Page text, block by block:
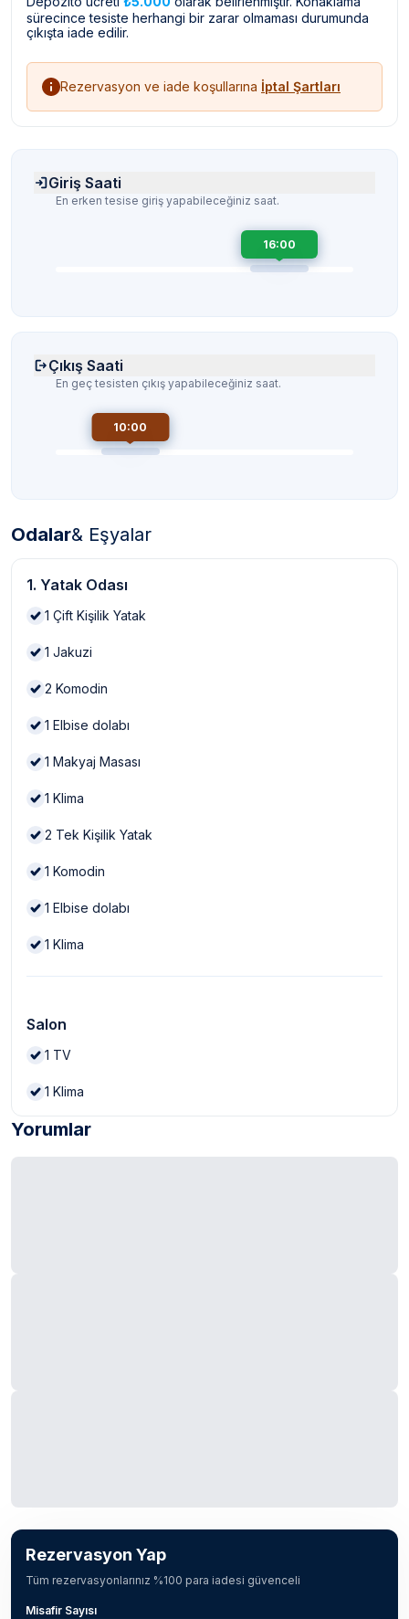
sürecince tesiste herhangi bir zarar olmaması durumunda
çıkışta iade edilir.
Rezervasyon ve iade koşullarına İptal Şartları
Giriş Saati
En erken tesise giriş yapabileceğiniz saat.
16:00
Çıkış Saati
En geç tesisten çıkış yapabileceğiniz saat.
10:00
Odalar& Eşyalar
1. Yatak Odası
1 Çift Kişilik Yatak
1 Jakuzi
2 Komodin
1 Elbise dolabı
1 Makyaj Masası
1 Klima
2 Tek Kişilik Yatak
1 Komodin
1 Elbise dolabı
1 Klima
Salon
1 TV
1 Klima
Yorumlar
Rezervasyon Yap
Tüm rezervasyonlarınız %100 para iadesi güvenceli
Misafir Sayısı